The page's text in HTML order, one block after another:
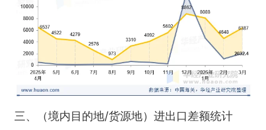
三、（境内目的地/货源地）进出口差额统计